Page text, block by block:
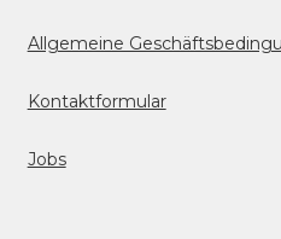
Allgemeine
Kontaktformular
Jobs